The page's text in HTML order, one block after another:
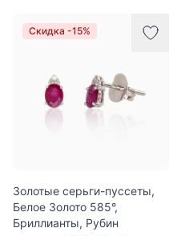
Скидка -15%
Золотые серьги-пуссеты,
Белое Золото 585°,
Бриллианты, Рубин